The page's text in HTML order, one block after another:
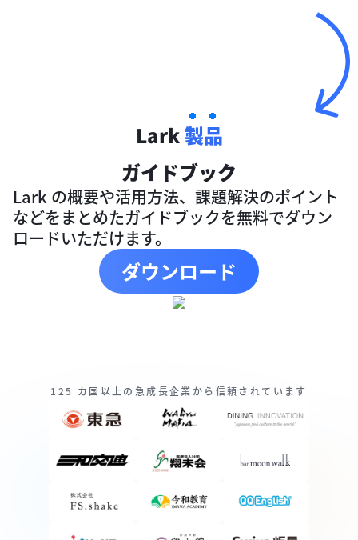
Lark 製品
ガイドブック
Lark の概要や活用方法、課題解決のポイント
などをまとめたガイドブックを無料でダウン
ロードいただけます。
ダウンロード
125 カ国以上の急成長企業から信頼されています